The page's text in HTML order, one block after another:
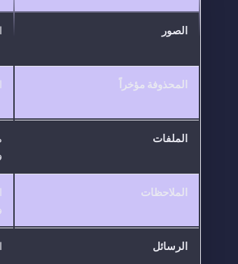
الصور
المحذوفة مؤخراً
الملفات
الملاحظات
الرسائل